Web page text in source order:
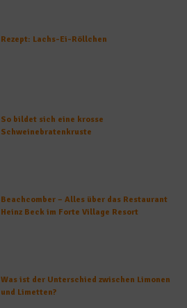
Rezept: Lachs-Ei-Röllchen
So bildet sich eine krosse
Schweinebratenkruste
Beachcomber – Alles über das Restaurant
Heinz Beck im Forte Village Resort
Was ist der Unterschied zwischen Limonen
und Limetten?